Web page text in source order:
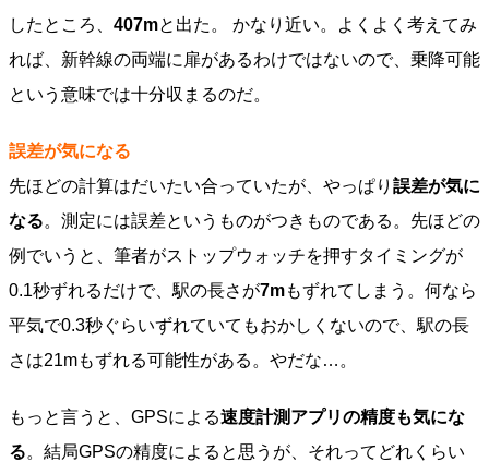
したところ、 407mと出た。 かなり近い。よくよく考えてみ
れば、新幹線の両端に扉があるわけではないので、乗降可能
という意味では十分収まるのだ。
誤差が気になる
先ほどの計算はだいたい合っていたが、やっぱり 誤差が気に
なる。測定には誤差というものがつきものである。先ほどの
例でいうと、筆者がストップウォッチを押すタイミングが
0.1秒ずれるだけで、駅の長さが7mもずれてしまう。何なら
平気で0.3秒ぐらいずれていてもおかしくないので、駅の長
さは21mもずれる可能性がある。やだな…。
もっと言うと、GPSによる速度計測アプリの精度も気にな
る。結局GPSの精度によると思うが、それってどれくらい